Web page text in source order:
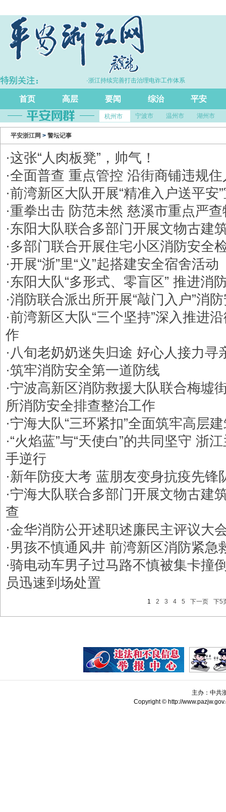
5.7% ·浙江持续完善打击治理电诈工作体系
首页 高层 要闻 综治 平安
杭州市 宁波市 温州市 湖州市
平安浙江网 > 警坛记事
·这张“人肉板凳”，帅气！
·全面普查 重点管控 沿街商铺违规住
·前湾新区大队开展“精准入户送平安
·重拳出击 防范未然 慈溪市重点严
·东阳大队联合多部门开展文物古建
·多部门联合开展住宅小区消防安全
·开展“浙”里“义”起搭建安全宿舍活动
·东阳大队“多形式、零盲区” 推进消
·消防联合派出所开展“敲门入户”消
·前湾新区大队“三个坚持”深入推进
作
· 八旬老奶奶迷失归途 好心人接力寻
·筑牢消防安全第一道防线
·宁波高新区消防救援大队联合梅墟
所消防安全排查整治工作
·宁海大队“三环紧扣”全面筑牢高层
·“火焰蓝”与“天使白”的共同坚守 浙
手逆行
·新年防疫大考 蓝朋友变身抗疫先锋
·宁海大队联合多部门开展文物古建
查
·金华消防公开述职述廉民主评议大
·男孩不慎通风井 前湾新区消防紧急
·骑电动车男子过马路不慎被集卡撞
员迅速到场处置
1 2 3 4 5 下一页 下5
主办：中共
Copyright © http://